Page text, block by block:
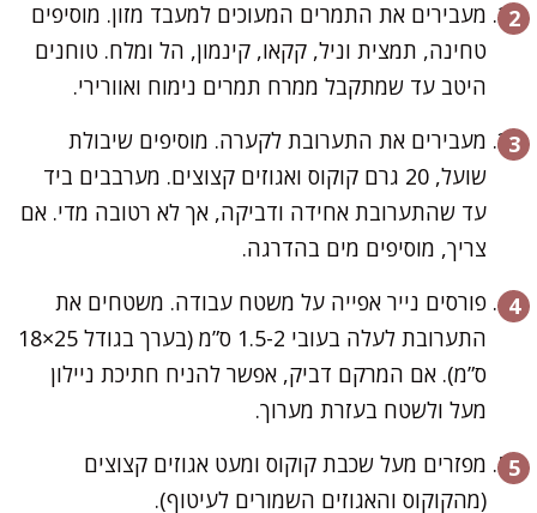
מעבירים את התמרים המעוכים למעבד מזון. מוסיפים
טחינה, תמצית וניל, קקאו, קינמון, הל ומלח. טוחנים
היטב עד שמתקבל ממרח תמרים נימוח ואוורירי.
מעבירים את התערובת לקערה. מוסיפים שיבולת
שועל, 20 גרם קוקוס ואגוזים קצוצים. מערבבים ביד
עד שהתערובת אחידה ודביקה, אך לא רטובה מדי. אם
צריך, מוסיפים מים בהדרגה.
פורסים נייר אפייה על משטח עבודה. משטחים את
התערובת לעלה בעובי 1.5-2 ס”מ (בערך בגודל 25×18
ס”מ). אם המרקם דביק, אפשר להניח חתיכת ניילון
מעל ולשטח בעזרת מערוך.
מפזרים מעל שכבת קוקוס ומעט אגוזים קצוצים
(מהקוקוס והאגוזים השמורים לעיטוף).